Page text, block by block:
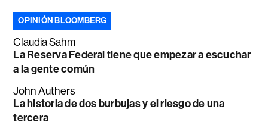
OPINIÓN BLOOMBERG
Claudia Sahm
La Reserva Federal tiene que empezar a escuchar
a la gente común
John Authers
La historia de dos burbujas y el riesgo de una
tercera